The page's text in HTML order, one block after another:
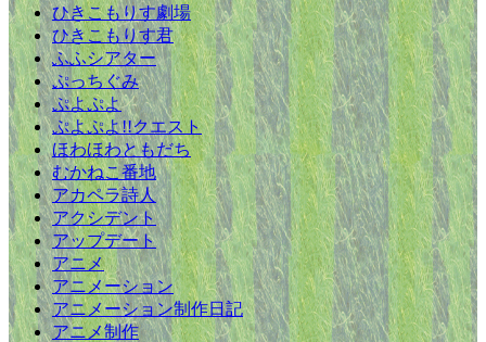
ひきこもりす劇場
ひきこもりす君
ふふシアター
ぷっちぐみ
ぷよぷよ
ぷよぷよ!!クエスト
ほわほわともだち
むかねこ番地
アカペラ詩人
アクシデント
アップデート
アニメ
アニメーション
アニメーション制作日記
アニメ制作